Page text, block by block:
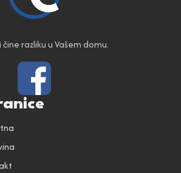
razliku u Vašem domu.